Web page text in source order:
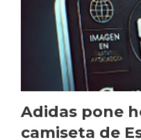
Adidas pone
camiseta de